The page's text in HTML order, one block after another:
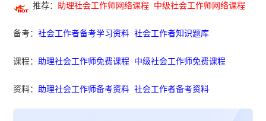
推荐： 助理社会工作师网络课程 中级社会工作师网络课程
备考：社会工作者备考学习资料 社会工作者知识题库
课程： 助理社会工作师免费课程 中级社会工作师免费课程
资料： 助理社会工作师备考资料 社会工作者备考资料